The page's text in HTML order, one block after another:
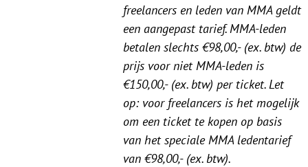
freelancers en leden van MMA geldt
een aangepast tarief. MMA-leden
betalen slechts €98,00,- (ex. btw) de
prijs voor niet MMA-leden is
€150,00,- (ex. btw) per ticket. Let
op: voor freelancers is het mogelijk
om een ticket te kopen op basis
van het speciale MMA ledentarief
van €98,00,- (ex. btw).